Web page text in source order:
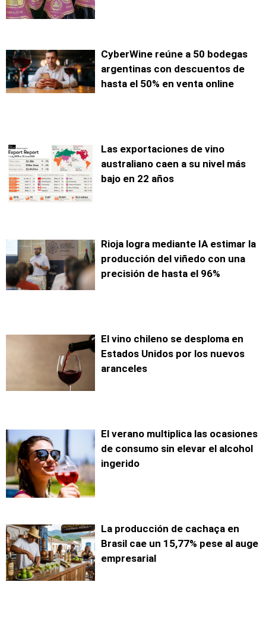
CyberWine reúne a 50 bodegas
argentinas con descuentos de
hasta el 50% en venta online
Las exportaciones de vino
australiano caen a su nivel más
bajo en 22 años
Rioja logra mediante IA estimar la
producción del viñedo con una
precisión de hasta el 96%
El vino chileno se desploma en
Estados Unidos por los nuevos
aranceles
El verano multiplica las ocasiones
de consumo sin elevar el alcohol
ingerido
La producción de cachaça en
Brasil cae un 15,77% pese al auge
empresarial